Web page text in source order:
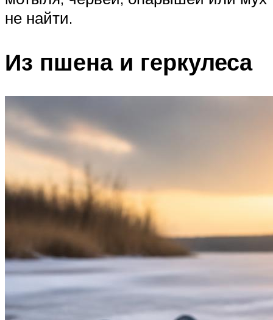
не найти.
Из пшена и геркулеса